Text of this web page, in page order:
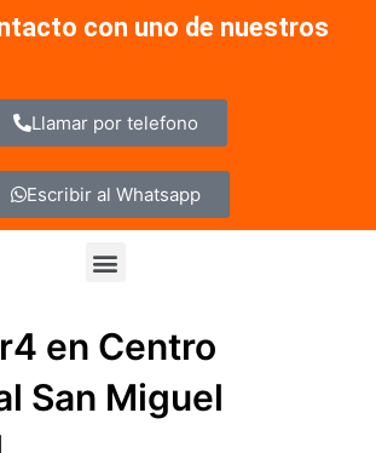
con uno de nuestros
Llamar por telefono
Escribir al Whatsapp
Menu
en Centro
San Miguel